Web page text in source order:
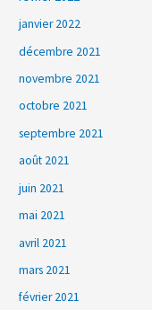
janvier 2022
décembre 2021
novembre 2021
octobre 2021
septembre 2021
août 2021
juin 2021
mai 2021
avril 2021
mars 2021
février 2021